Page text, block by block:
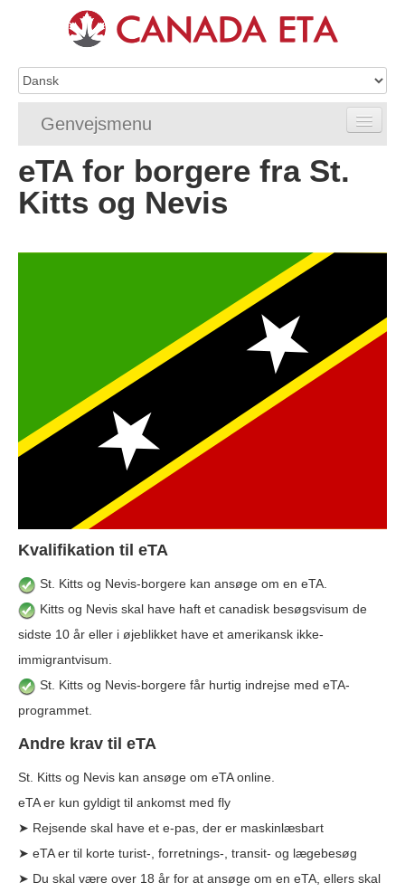
Genvejsmenu
Home
eTA-ansøgning
eTA-hjælpemidler
Kontakt
eTA for borgere fra St.
Kitts og Nevis
Kvalifikation til eTA
St. Kitts og Nevis-borgere kan ansøge om en eTA.
Kitts og Nevis skal have haft et canadisk besøgsvisum de
sidste 10 år eller i øjeblikket have et amerikansk ikke-
immigrantvisum.
St. Kitts og Nevis-borgere får hurtig indrejse med eTA-
programmet.
Andre krav til eTA
St. Kitts og Nevis kan ansøge om eTA online.
eTA er kun gyldigt til ankomst med fly
➤ Rejsende skal have et e-pas, der er maskinlæsbart
➤ eTA er til korte turist-, forretnings-, transit- og lægebesøg
➤ Du skal være over 18 år for at ansøge om en eTA, ellers skal